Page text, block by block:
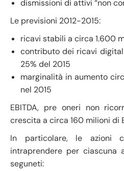
dismissioni di attivi “non
Le previsioni 2012-2015:
ricavi stabili a circa 1.600
contributo dei ricavi
25% del 2015
marginalità in aumento
nel 2015
EBITDA, pre oneri non
crescita a circa 160 milioni di
In particolare, le azioni
intraprendere per ciascuna
seguneti: